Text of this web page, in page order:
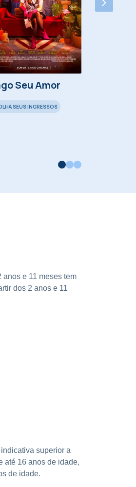
Seu Amor
SEUS INGRESSOS
e 11 meses tem
dos 2 anos e 11
superior a
até 16 anos de idade,
de idade.